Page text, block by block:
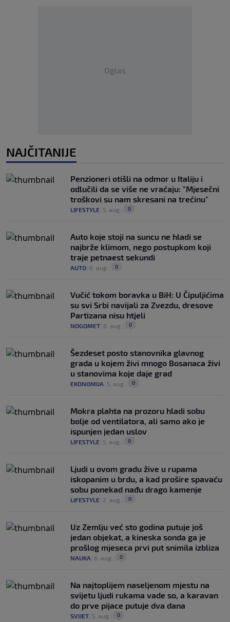
Oglas
NAJČITANIJE
Penzioneri otišli na odmor u Italiju i
odlučili da se više ne vraćaju: "Mjesečni
troškovi su nam skresani na trećinu"
LIFESTYLE 5. aug. 0
Auto koje stoji na suncu ne hladi se
najbrže klimom, nego postupkom koji
traje petnaest sekundi
AUTO 6. aug. 0
Vučić tokom boravka u BiH: U Čipuljićima
su svi Srbi navijali za Zvezdu, dresove
Partizana nisu htjeli
NOGOMET 6. aug. 0
Šezdeset posto stanovnika glavnog
grada u kojem živi mnogo Bosanaca živi
u stanovima koje daje grad
EKONOMIJA 5. aug. 0
Mokra plahta na prozoru hladi sobu
bolje od ventilatora, ali samo ako je
ispunjen jedan uslov
LIFESTYLE 5. aug. 0
Ljudi u ovom gradu žive u rupama
iskopanim u brdu, a kad prošire spavaću
sobu ponekad nađu drago kamenje
LIFESTYLE 2. aug. 0
Uz Zemlju već sto godina putuje još
jedan objekat, a kineska sonda ga je
prošlog mjeseca prvi put snimila izbliza
NAUKA 6. aug. 0
Na najtoplijem naseljenom mjestu na
svijetu ljudi rukama vade so, a karavan
do prve pijace putuje dva dana
SVIJET 5. aug. 0